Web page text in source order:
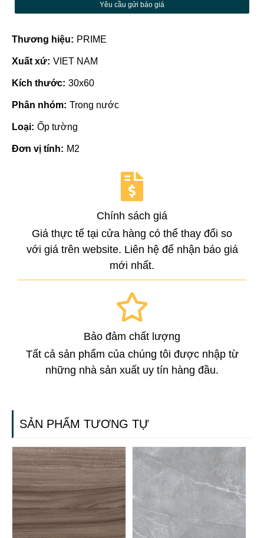
Yêu cầu gửi báo giá
Thương hiệu: PRIME
Xuất xứ: VIET NAM
Kích thước: 30x60
Phân nhóm: Trong nước
Loại: Ốp tường
Đơn vị tính: M2
Chính sách giá
Giá thực tế tại cửa hàng có thể thay đổi so
với giá trên website. Liên hệ để nhận báo giá
mới nhất.
Bảo đảm chất lượng
Tất cả sản phẩm của chúng tôi được nhập từ
những nhà sản xuất uy tín hàng đầu.
SẢN PHẨM TƯƠNG TỰ